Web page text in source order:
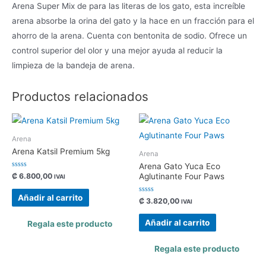
Arena Super Mix de para las literas de los gato, esta increíble
arena absorbe la orina del gato y la hace en un fracción para el
ahorro de la arena. Cuenta con bentonita de sodio. Ofrece un
control superior del olor y una mejor ayuda al reducir la
limpieza de la bandeja de arena.
Productos relacionados
Arena
Arena Katsil Premium 5kg
Valorado
con
0
₡ 6.800,00 IVAI
Añadir al carrito
Regala este producto
Arena
Arena Gato Yuca Eco
Aglutinante Four Paws
Valorado
con
0
₡ 3.820,00 IVAI
Añadir al carrito
Regala este producto